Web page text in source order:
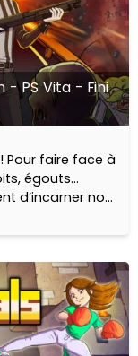
- PS Vita - Fini
Pour faire face à
égouts…
d’incarner non
de